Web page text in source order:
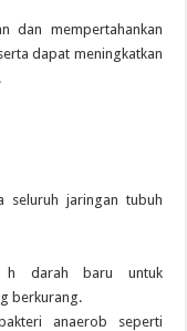
dan mempertahankan
dapat meningkatkan
seluruh jaringan tubuh
h darah baru untuk
berkurang.
anaerob seperti